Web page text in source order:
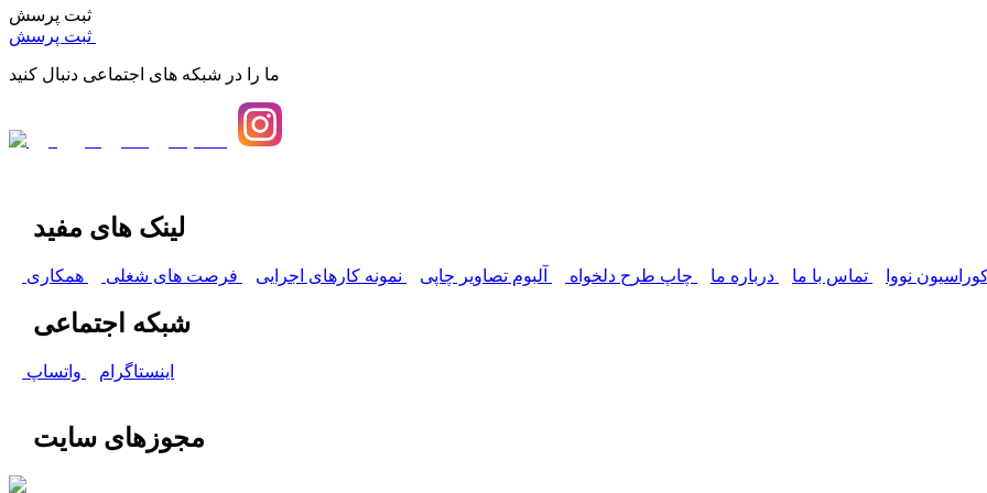
ثبت پرسش
ما را در شبکه های اجتماعی دنبال کنید
لینک های مفید
نووا تماس با ما درباره ما چاپ طرح دلخواه آلبوم تصاویر چاپی نمونه کارهای اجرایی فرصت های شغلی همکاری
شبکه اجتماعی
اینستاگرام واتساپ
مجوزهای سایت